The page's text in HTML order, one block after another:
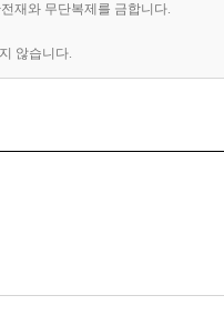
재와 무단복제를 금합니다.
않습니다.